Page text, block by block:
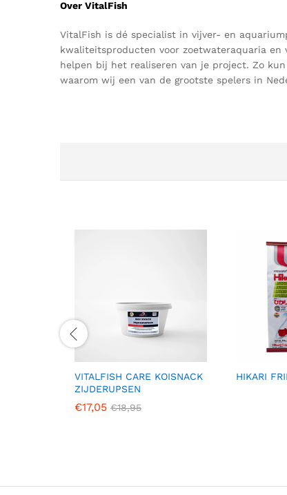
Over VitalFish
VitalFish is dé specialist in vijver- en
kwaliteitsproducten voor zoetwateraquaria en
helpen bij het realiseren van je project. Zo
waarom wij een van de grootste spelers in
VITALFISH CARE KOISNACK
ZIJDERUPSEN
€17,05 €18,95
HIKARI